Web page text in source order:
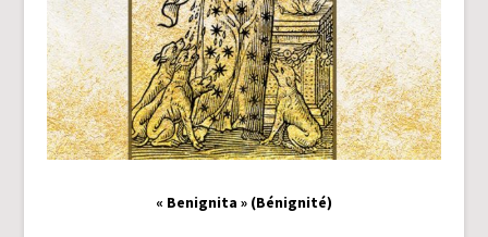
« Benignita » (Bénignité)